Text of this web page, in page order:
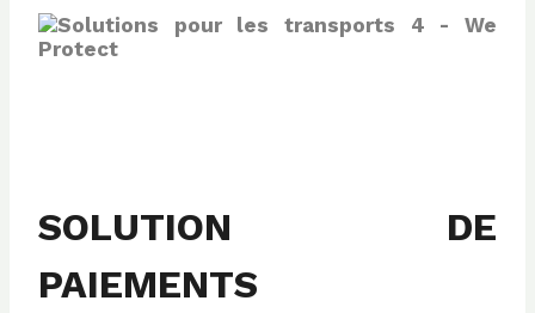
SOLUTION DE
PAIEMENTS